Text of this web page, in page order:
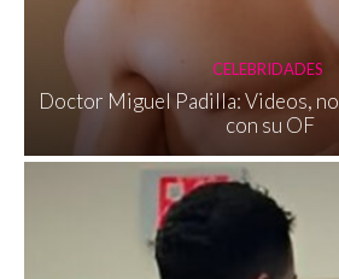
CELEBRIDADES
Doctor Miguel Padilla: Videos,
con su OF